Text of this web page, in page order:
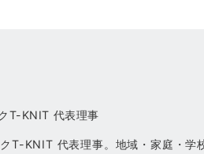
T-KNIT 代表理事
T-KNIT 代表理事。地域・家庭・学